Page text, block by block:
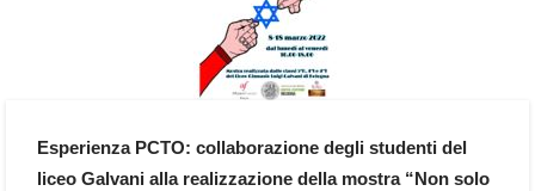
Esperienza PCTO: collaborazione degli studenti del
liceo Galvani alla realizzazione della mostra “Non solo